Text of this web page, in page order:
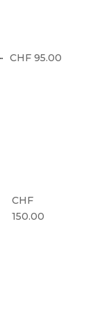
CHF 95.00
CHF
150.00